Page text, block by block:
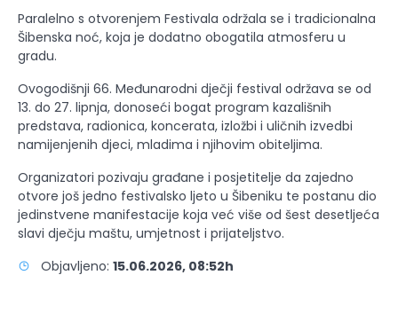
Paralelno s otvorenjem Festivala održala se i tradicionalna
Šibenska noć, koja je dodatno obogatila atmosferu u
gradu.
Ovogodišnji 66. Međunarodni dječji festival održava se od
13. do 27. lipnja, donoseći bogat program kazališnih
predstava, radionica, koncerata, izložbi i uličnih izvedbi
namijenjenih djeci, mladima i njihovim obiteljima.
Organizatori pozivaju građane i posjetitelje da zajedno
otvore još jedno festivalsko ljeto u Šibeniku te postanu dio
jedinstvene manifestacije koja već više od šest desetljeća
slavi dječju maštu, umjetnost i prijateljstvo.
Objavljeno: 15.06.2026, 08:52h